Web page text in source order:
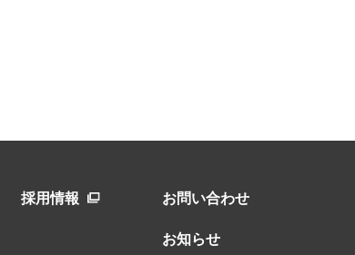
採用情報 お問い合わせ
お知らせ